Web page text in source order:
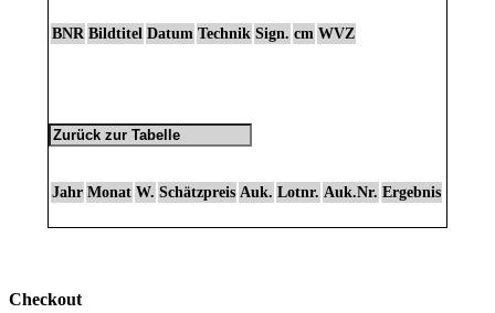
BNR Bildtitel Datum Technik Sign. cm WVZ
Jahr Monat W. Schätzpreis Auk. Lotnr. Auk.Nr. Ergebnis
Checkout